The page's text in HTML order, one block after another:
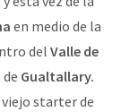
en medio de la
del Valle de
Gualtallary.
starter de